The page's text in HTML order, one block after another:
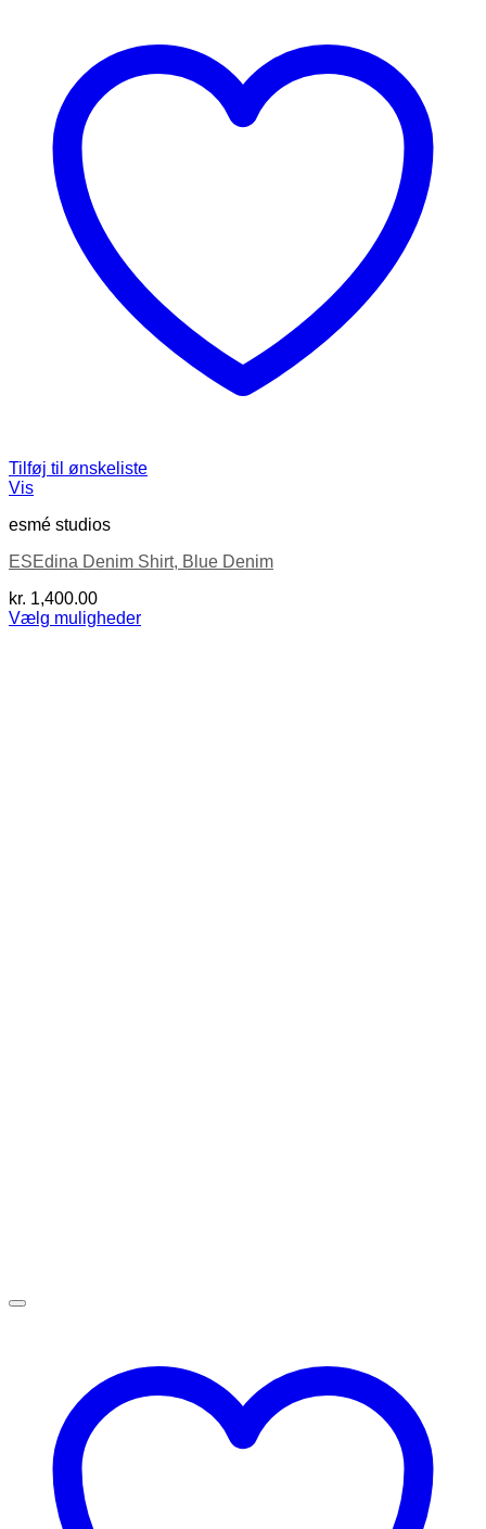
Tilføj til ønskeliste
Vis
esmé studios
ESEdina Denim Shirt, Blue Denim
kr. 1,400.00
Vælg muligheder